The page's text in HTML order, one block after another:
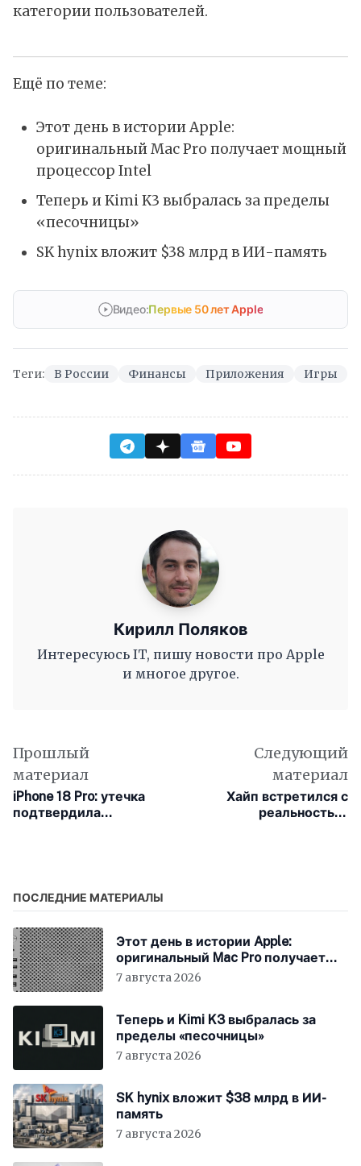
категории пользователей.
Ещё по теме:
Этот день в истории Apple:
оригинальный Mac Pro получает мощный
процессор Intel
Теперь и Kimi K3 выбралась за пределы
«песочницы»
SK hynix вложит $38 млрд в ИИ-память
Видео:Первые 50 лет Apple
Теги: В России Финансы Приложения Игры
Кирилл Поляков
Интересуюсь IT, пишу новости про Apple
и многое другое.
Прошлый
материал
iPhone 18 Pro: утечка
подтвердила
Следующий
материал
Хайп встретился с
реальностью:
ПОСЛЕДНИЕ МАТЕРИАЛЫ
Этот день в истории Apple:
оригинальный Mac Pro получает
мощный процессор Intel
7 августа 2026
Теперь и Kimi K3 выбралась за
пределы «песочницы»
7 августа 2026
SK hynix вложит $38 млрд в ИИ-
память
7 августа 2026